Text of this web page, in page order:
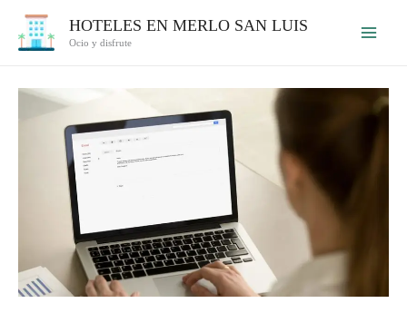
HOTELES EN MERLO SAN LUIS
Ocio y disfrute